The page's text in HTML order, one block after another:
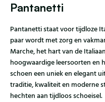
Pantanetti
Pantanetti staat voor tijdloze
paar wordt met zorg en
Marche, het hart van de
hoogwaardige leersoorten en
schoen een uniek en elegant
traditie, kwaliteit en moderne
hechten aan tijdloos schoeisel.